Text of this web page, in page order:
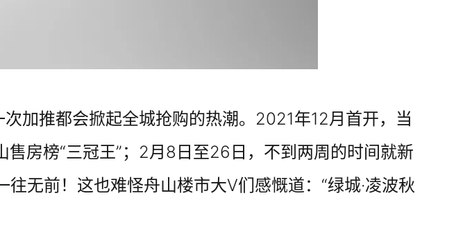
加推都会掀起全城抢购的热潮。2021年12月首开，当
房榜“三冠王”；2月8日至26日，不到两周的时间就新
无前！这也难怪舟山楼市大V们感慨道：“绿城·凌波秋